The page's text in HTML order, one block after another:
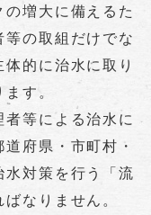
増大に備えるた
の取組だけでな
的に治水に取り
す。
等による治水に
府県・市町村・
対策を行う「流
なりません。